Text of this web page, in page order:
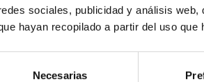
sociales, publicidad y análisis
hayan recopilado a partir del uso
Necesarias
la actualidad”, sino “de hecho”.
delately no tiene que ver con
“eventualmente”, sino